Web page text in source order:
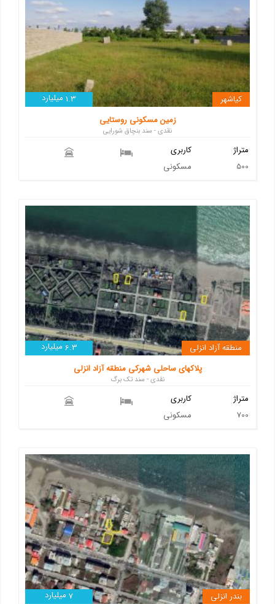
1.3 میلیارد
کیاشهر
زمین مسکونی روستایی
نقدی - سند بنچاق شورایی
کاربری
مسکونی
متراژ
500
6.3 میلیارد
منطقه آزاد انزلی
پلاکهای ساحلی شهرکی منطقه آزاد انزلی
نقدی - سند تک برگ
کاربری
مسکونی
متراژ
700
7 میلیارد
بندر انزلی